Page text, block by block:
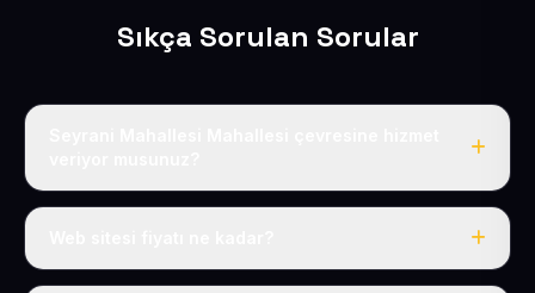
Sıkça Sorulan Sorular
Evet, Seyrani Mahallesi dahil tüm Yeni Mahalle ve
Tek fiyat: yılda 50 USD + KDV, her şey dahil.